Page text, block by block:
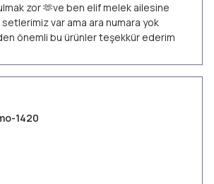
zor 🫶ve ben elif melek ailesine
var ama ara numara yok
önemli bu ürünler teşekkür ederim
1420